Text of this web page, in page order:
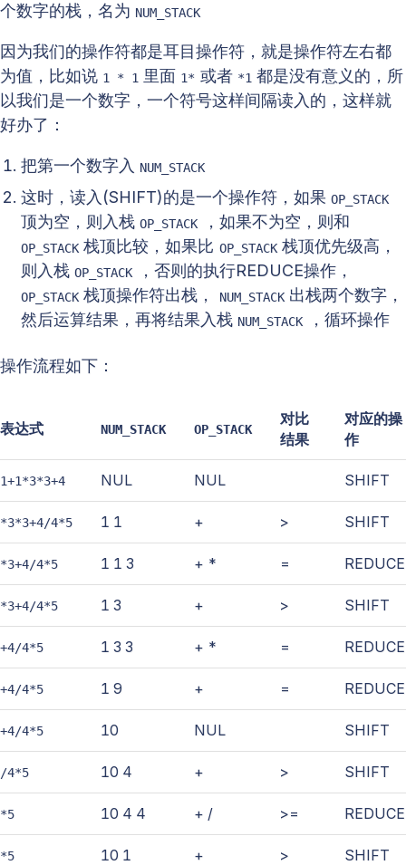
个数字的栈，名为 NUM_STACK
因为我们的操作符都是耳目操作符，就是操作符左右都
为值，比如说 1 * 1 里面 1* 或者 *1 都是没有意义的，所
以我们是一个数字，一个符号这样间隔读入的，这样就
好办了：
把第一个数字入 NUM_STACK
这时，读入(SHIFT)的是一个操作符，如果 OP_STACK
顶为空，则入栈 OP_STACK ，如果不为空，则和
OP_STACK 栈顶比较，如果比 OP_STACK 栈顶优先级高，
则入栈 OP_STACK ，否则的执行REDUCE操作，
OP_STACK 栈顶操作符出栈， NUM_STACK 出栈两个数字，
然后运算结果，再将结果入栈 NUM_STACK ，循环操作
操作流程如下：
表达式 NUM_STACK OP_STACK
对比
结果
对应的操
作
1+1*3*3+4 NUL NUL SHIFT
*3*3+4/4*5 1 1 + > SHIFT
*3+4/4*5 1 1 3 + * = REDUCE
*3+4/4*5 1 3 + > SHIFT
+4/4*5 1 3 3 + * = REDUCE
+4/4*5 1 9 + = REDUCE
+4/4*5 10 NUL SHIFT
/4*5 10 4 + > SHIFT
*5 10 4 4 + / >= REDUCE
*5 10 1 + > SHIFT